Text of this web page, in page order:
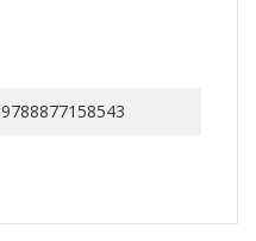
9788877158543